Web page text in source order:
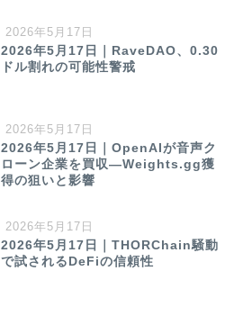
2026年5月17日
2026年5月17日｜RaveDAO、0.30
ドル割れの可能性警戒
2026年5月17日
2026年5月17日｜OpenAIが音声ク
ローン企業を買収—Weights.gg獲
得の狙いと影響
2026年5月17日
2026年5月17日｜THORChain騒動
で試されるDeFiの信頼性